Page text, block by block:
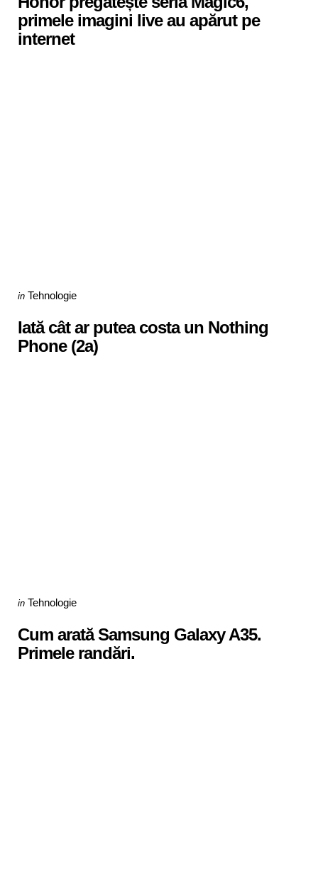
primele imagini live au apărut pe
internet
Categories
Posted
in Tehnologie
Iată cât ar putea costa un Nothing
Phone (2a)
Categories
Posted
in Tehnologie
Cum arată Samsung Galaxy A35.
Primele randări.